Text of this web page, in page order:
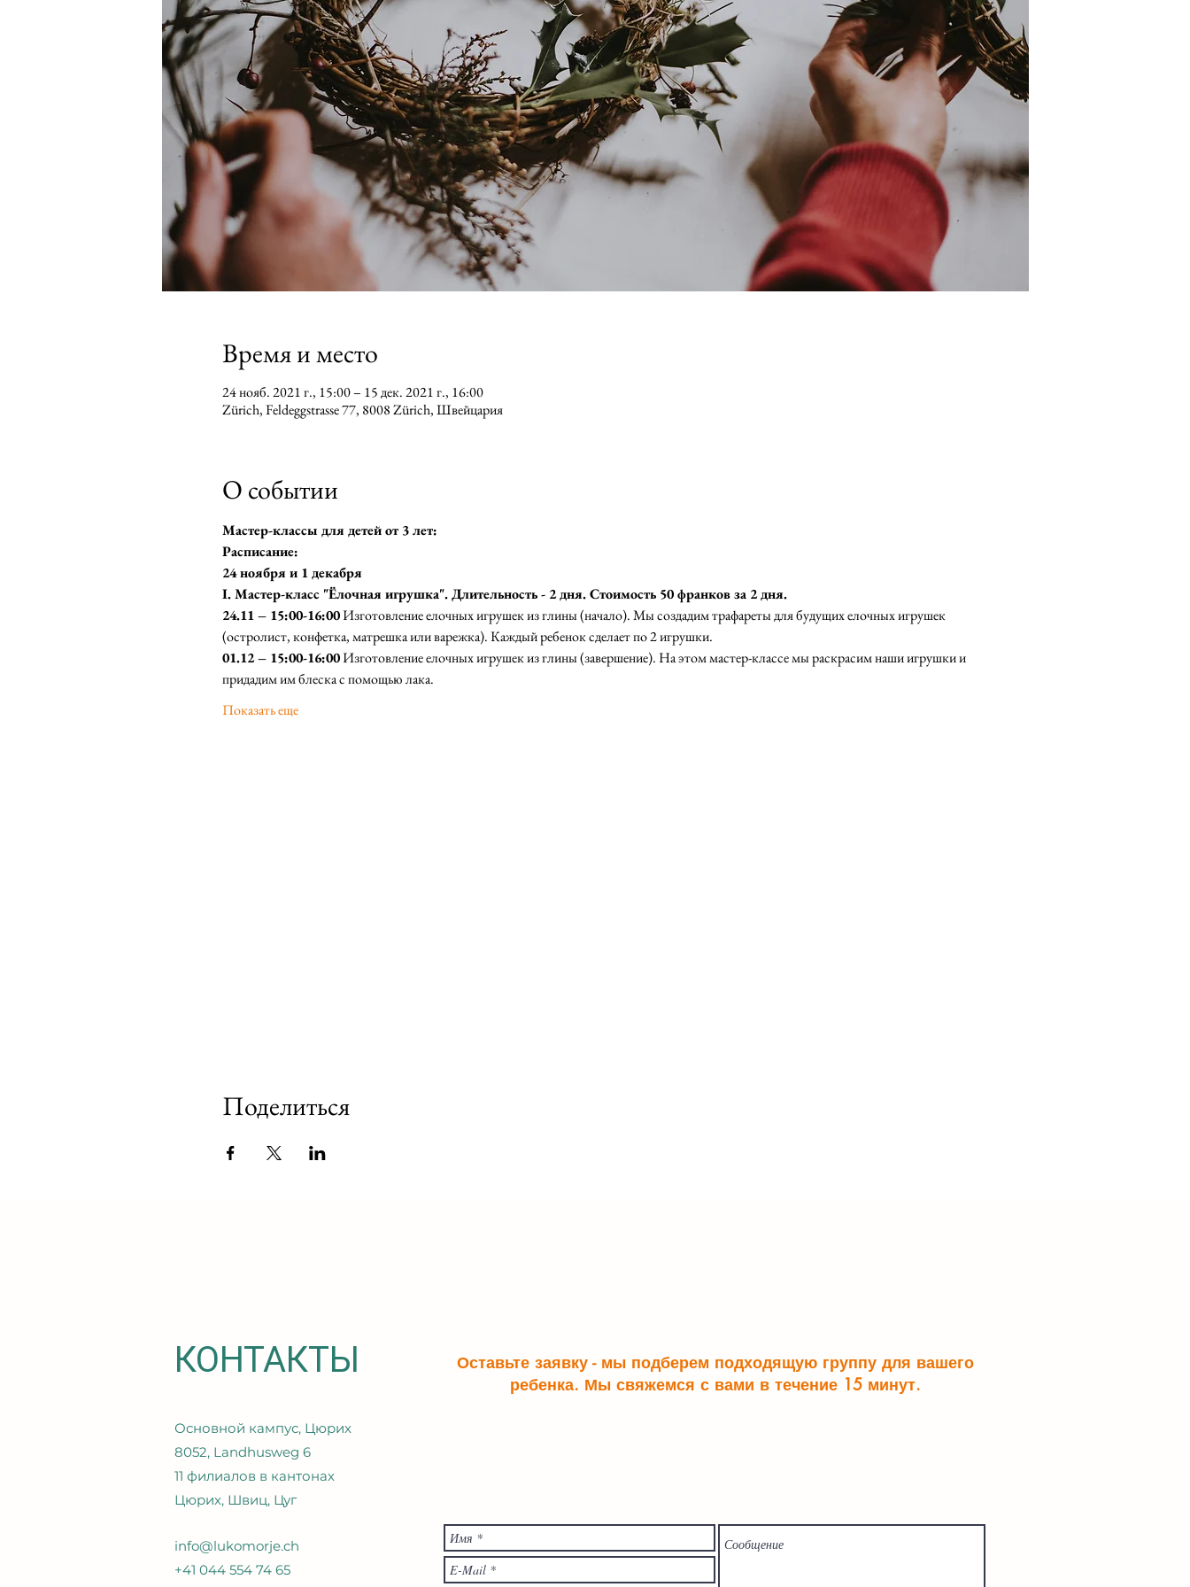
Время и место
24 нояб. 2021 г., 15:00 – 15 дек. 2021 г., 16:00
Zürich, Feldeggstrasse 77, 8008 Zürich, Швейцария
О событии
Мастер-классы для детей от 3 лет:
Расписание:
24 ноября и 1 декабря
I. Мастер-класс "Ёлочная игрушка". Длительность - 2 дня. Стоимость 50 франков за 2 дня.
24.11 – 15:00-16:00 Изготовление елочных игрушек из глины (начало). Мы создадим трафареты для будущих елочных игрушек
(остролист, конфетка, матрешка или варежка). Каждый ребенок сделает по 2 игрушки.
01.12 – 15:00-16:00 Изготовление елочных игрушек из глины (завершение). На этом мастер-классе мы раскрасим наши игрушки и
придадим им блеска с помощью лака.
Показать еще
Поделиться
КОНТАКТЫ
Оставьте заявку - мы подберем подходящую группу для вашего
ребенка. Мы свяжемся с вами в течение 15 минут.
Основной кампус, Цюрих
8052, Landhusweg 6
11 филиалов в кантонах
Цюрих, Швиц, Цуг
info@lukomorje.ch
+41 044 554 74 65